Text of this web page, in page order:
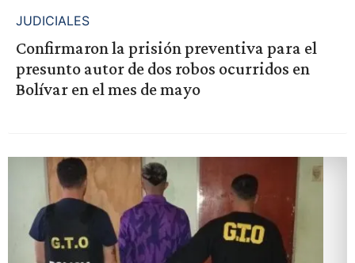
JUDICIALES
Confirmaron la prisión preventiva para el
presunto autor de dos robos ocurridos en
Bolívar en el mes de mayo